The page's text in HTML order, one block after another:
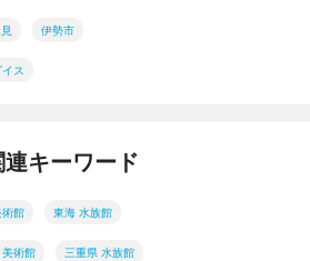
伊勢市
ス
キーワード
館 東海 水族館
術館 三重県 水族館